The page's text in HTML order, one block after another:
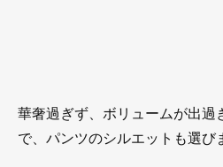
華奢過ぎず、ボリュームが出過
で、パンツのシルエットも選び